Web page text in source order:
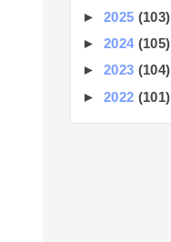
► 2025 (103)
► 2024 (105)
► 2023 (104)
► 2022 (101)